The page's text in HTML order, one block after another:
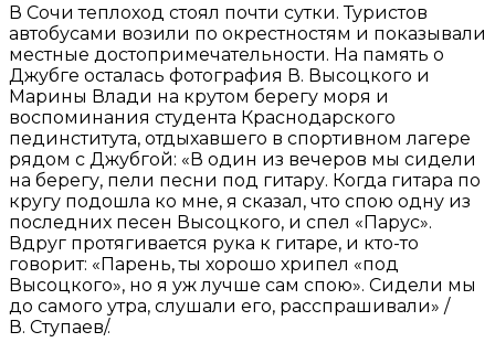
В Сочи теплоход стоял почти сутки. Туристов
автобусами возили по окрестностям и показывали
местные достопримечательности. На память о
Джубге осталась фотография В. Высоцкого и
Марины Влади на крутом берегу моря и
воспоминания студента Краснодарского
пединститута, отдыхавшего в спортивном лагере
рядом с Джубгой: «В один из вечеров мы сидели
на берегу, пели песни под гитару. Когда гитара по
кругу подошла ко мне, я сказал, что спою одну из
последних песен Высоцкого, и спел «Парус».
Вдруг протягивается рука к гитаре, и кто-то
говорит: «Парень, ты хорошо хрипел «под
Высоцкого», но я уж лучше сам спою». Сидели мы
до самого утра, слушали его, расспрашивали» /
В. Ступаев/.